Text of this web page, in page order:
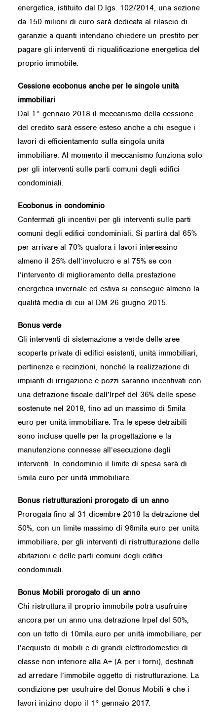
energetica, istituito dal D.lgs. 102/2014, una sezione
da 150 milioni di euro sarà dedicata al rilascio di
garanzie a quanti intendano chiedere un prestito per
pagare gli interventi di riqualificazione energetica del
proprio immobile.
Cessione ecobonus anche per le singole unità
immobiliari
Dal 1° gennaio 2018 il meccanismo della cessione
del credito sarà essere esteso anche a chi esegue i
lavori di efficientamento sulla singola unità
immobiliare. Al momento il meccanismo funziona solo
per gli interventi sulle parti comuni degli edifici
condominiali.
Ecobonus in condominio
Confermati gli incentivi per gli interventi sulle parti
comuni degli edifici condominiali. Si partirà dal 65%
per arrivare al 70% qualora i lavori interessino
almeno il 25% dell’involucro e al 75% se con
l’intervento di miglioramento della prestazione
energetica invernale ed estiva si consegue almeno la
qualità media di cui al DM 26 giugno 2015.
Bonus verde
Gli interventi di sistemazione a verde delle aree
scoperte private di edifici esistenti, unità immobiliari,
pertinenze e recinzioni, nonché la realizzazione di
impianti di irrigazione e pozzi saranno incentivati con
una detrazione fiscale dall’Irpef del 36% delle spese
sostenute nel 2018, fino ad un massimo di 5mila
euro per unità immobiliare. Tra le spese detraibili
sono incluse quelle per la progettazione e la
manutenzione connesse all’esecuzione degli
interventi. In condominio il limite di spesa sarà di
5mila euro per unità immobiliare.
Bonus ristrutturazioni prorogato di un anno
Prorogata fino al 31 dicembre 2018 la detrazione del
50%, con un limite massimo di 96mila euro per unità
immobiliare, per gli interventi di ristrutturazione delle
abitazioni e delle parti comuni degli edifici
condominiali.
Bonus Mobili prorogato di un anno
Chi ristruttura il proprio immobile potrà usufruire
ancora per un anno una detrazione Irpef del 50%,
con un tetto di 10mila euro per unità immobiliare, per
l’acquisto di mobili e di grandi elettrodomestici di
classe non inferiore alla A+ (A per i forni), destinati
ad arredare l’immobile oggetto di ristrutturazione. La
condizione per usufruire del Bonus Mobili è che i
lavori inizino dopo il 1° gennaio 2017.